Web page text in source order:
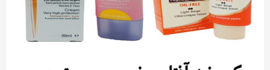
بگذارید.
کپی